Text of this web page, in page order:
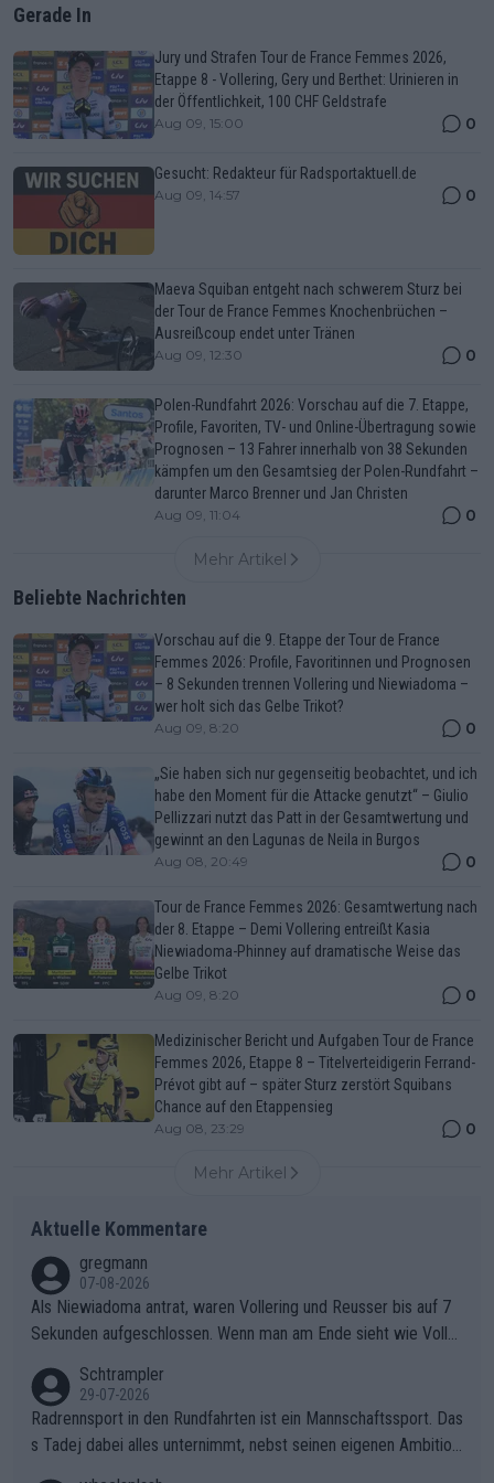
Gerade In
Jury und Strafen Tour de France Femmes 2026,
Etappe 8 - Vollering, Gery und Berthet: Urinieren in
der Öffentlichkeit, 100 CHF Geldstrafe
Aug 09, 15:00 0
Gesucht: Redakteur für Radsportaktuell.de
Aug 09, 14:57 0
Maeva Squiban entgeht nach schwerem Sturz bei
der Tour de France Femmes Knochenbrüchen –
Ausreißcoup endet unter Tränen
Aug 09, 12:30 0
Polen-Rundfahrt 2026: Vorschau auf die 7. Etappe,
Profile, Favoriten, TV- und Online-Übertragung sowie
Prognosen – 13 Fahrer innerhalb von 38 Sekunden
kämpfen um den Gesamtsieg der Polen-Rundfahrt –
darunter Marco Brenner und Jan Christen
Aug 09, 11:04 0
Mehr Artikel
Beliebte Nachrichten
Vorschau auf die 9. Etappe der Tour de France
Femmes 2026: Profile, Favoritinnen und Prognosen
– 8 Sekunden trennen Vollering und Niewiadoma –
wer holt sich das Gelbe Trikot?
Aug 09, 8:20 0
„Sie haben sich nur gegenseitig beobachtet, und ich
habe den Moment für die Attacke genutzt“ – Giulio
Pellizzari nutzt das Patt in der Gesamtwertung und
gewinnt an den Lagunas de Neila in Burgos
Aug 08, 20:49 0
Tour de France Femmes 2026: Gesamtwertung nach
der 8. Etappe – Demi Vollering entreißt Kasia
Niewiadoma-Phinney auf dramatische Weise das
Gelbe Trikot
Aug 09, 8:20 0
Medizinischer Bericht und Aufgaben Tour de France
Femmes 2026, Etappe 8 – Titelverteidigerin Ferrand-
Prévot gibt auf – später Sturz zerstört Squibans
Chance auf den Etappensieg
Aug 08, 23:29 0
Mehr Artikel
Aktuelle Kommentare
gregmann
07-08-2026
Als Niewiadoma antrat, waren Vollering und Reusser bis auf 7
Sekunden aufgeschlossen. Wenn man am Ende sieht wie Voller
ering die 7 Sekunden zu Niewiadoma nicht geschlossen hat un
d den Abstand hat anwachsen lassen. Ein schwerer taktischer
Fehler, der den Tour Sieg kosten wird.Diese Beobachtung trifft
Schtrampler
29-07-2026
Radrennsport in den Rundfahrten ist ein Mannschaftssport. Das
s Tadej dabei alles unternimmt, nebst seinen eigenen Ambition